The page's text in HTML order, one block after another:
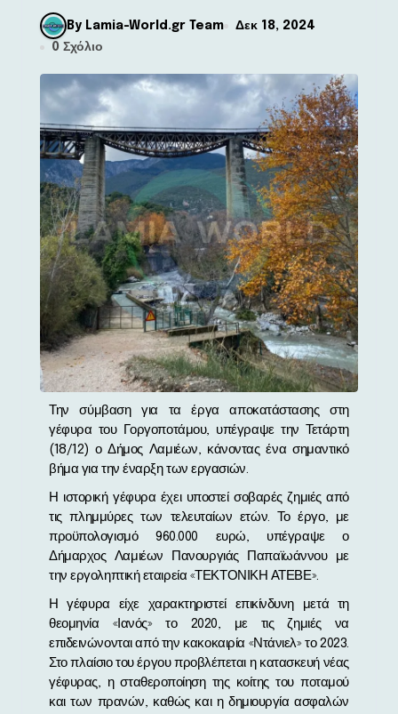
By Lamia-World.gr Team
Δεκ 18, 2024
0 Σχόλιο
Την σύμβαση για τα έργα αποκατάστασης στη
γέφυρα του Γοργοποτάμου, υπέγραψε την Τετάρτη
(18/12) ο Δήμος Λαμιέων, κάνοντας ένα σημαντικό
βήμα για την έναρξη των εργασιών.
Η ιστορική γέφυρα έχει υποστεί σοβαρές ζημιές από
τις πλημμύρες των τελευταίων ετών. Το έργο, με
προϋπολογισμό 960.000 ευρώ, υπέγραψε ο
Δήμαρχος Λαμιέων Πανουργιάς Παπαϊωάννου με
την εργοληπτική εταιρεία «ΤΕΚΤΟΝΙΚΗ ΑΤΕΒΕ».
Η γέφυρα είχε χαρακτηριστεί επικίνδυνη μετά τη
θεομηνία «Ιανός» το 2020, με τις ζημιές να
επιδεινώνονται από την κακοκαιρία «Ντάνιελ» το 2023.
Στο πλαίσιο του έργου προβλέπεται η κατασκευή νέας
γέφυρας, η σταθεροποίηση της κοίτης του ποταμού
και των πρανών, καθώς και η δημιουργία ασφαλών